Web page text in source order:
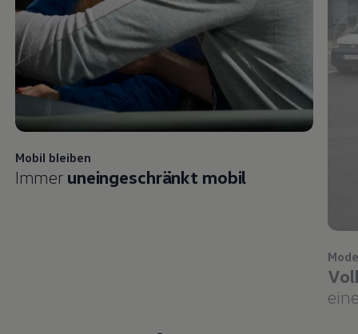
Mobil bleiben
Immer uneingeschränkt mobil